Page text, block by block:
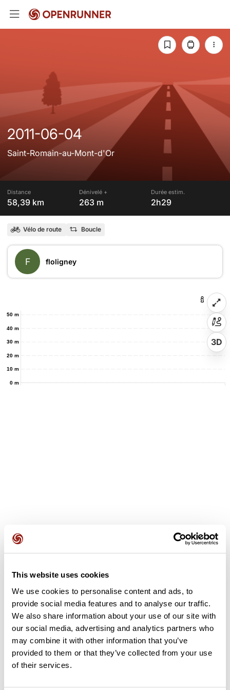
This website uses cookies
We use cookies to personalise content and ads, to
provide social media features and to analyse our traffic.
We also share information about your use of our site with
our social media, advertising and analytics partners who
may combine it with other information that you’ve
provided to them or that they’ve collected from your use
of their services.
2011-06-04
Saint-Romain-au-Mont-d'Or
Distance
58,39 km
Dénivelé +
263 m
Durée estim.
2h29
Vélo de route Boucle
F floligney
0 m
10 m
20 m
30 m
40 m
50 m
3D
Ajouter un avis
Découvrez ce parcours de vélo de 58,4 km à proximité de